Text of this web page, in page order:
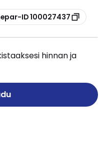
ID 100027437
hinnan ja